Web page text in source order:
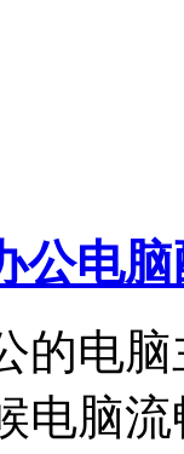
公电
的电
电脑